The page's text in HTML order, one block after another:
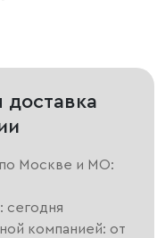
доставка
Москве и МО:
сегодня
компанией: от